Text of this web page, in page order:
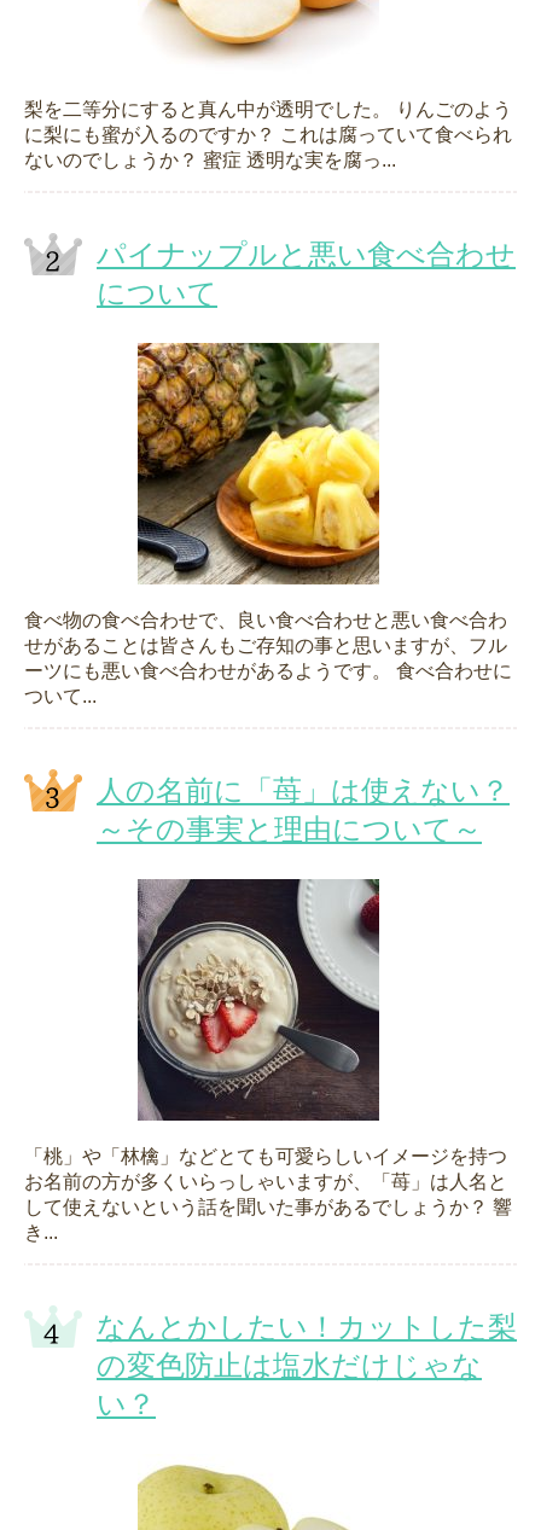
梨を二等分にすると真ん中が透明でした。 りんごのよう
に梨にも蜜が入るのですか？ これは腐っていて食べられ
ないのでしょうか？ 蜜症 透明な実を腐っ...
パイナップルと悪い食べ合わせ
について
食べ物の食べ合わせで、良い食べ合わせと悪い食べ合わ
せがあることは皆さんもご存知の事と思いますが、フル
ーツにも悪い食べ合わせがあるようです。 食べ合わせに
ついて...
人の名前に「苺」は使えない？
～その事実と理由について～
「桃」や「林檎」などとても可愛らしいイメージを持つ
お名前の方が多くいらっしゃいますが、「苺」は人名と
して使えないという話を聞いた事があるでしょうか？ 響
き...
なんとかしたい！カットした梨
の変色防止は塩水だけじゃな
い？